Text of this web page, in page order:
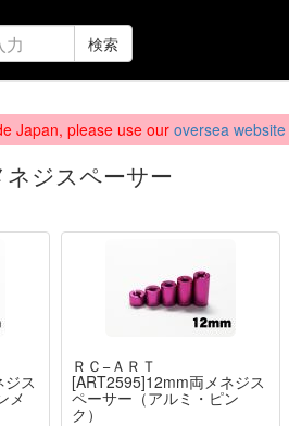
検索
Japan, please use ouroversea website
ジスペーサー
ス
メ
ＲＣ−ＡＲＴ
[ART2595]12mm両メネジス
ペーサー（アルミ・ピン
ク）